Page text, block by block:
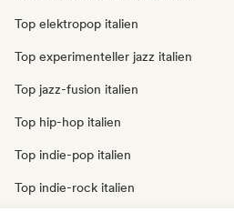
Top elektropop italien
Top experimenteller jazz italien
Top jazz-fusion italien
Top hip-hop italien
Top indie-pop italien
Top indie-rock italien